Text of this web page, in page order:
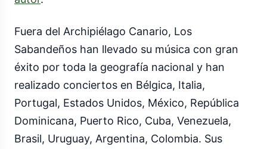
Fuera del Archipiélago Canario, Los
Sabandeños han llevado su música con gran
éxito por toda la geografía nacional y han
realizado conciertos en Bélgica, Italia,
Portugal, Estados Unidos, México, República
Dominicana, Puerto Rico, Cuba, Venezuela,
Brasil, Uruguay, Argentina, Colombia. Sus